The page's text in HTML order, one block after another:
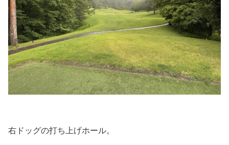
右ドッグの打ち上げホール。